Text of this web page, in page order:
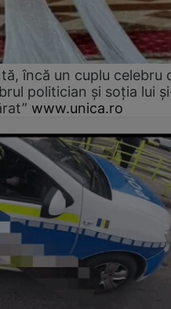
încă un cuplu celebru
politician și soția lui
www.unica.ro